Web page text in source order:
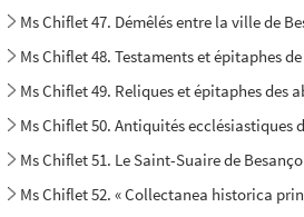
Ms Chiflet 47. Démêlés entre la ville de
Ms Chiflet 48. Testaments et épitaphes
Ms Chiflet 49. Reliques et épitaphes des
Ms Chiflet 50. Antiquités ecclésiastiques
Ms Chiflet 51. Le Saint-Suaire de
Ms Chiflet 52. « Collectanea historica